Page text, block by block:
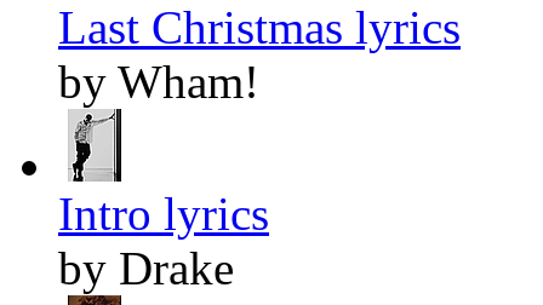
Last Christmas lyrics
by Wham!
Intro lyrics
by Drake